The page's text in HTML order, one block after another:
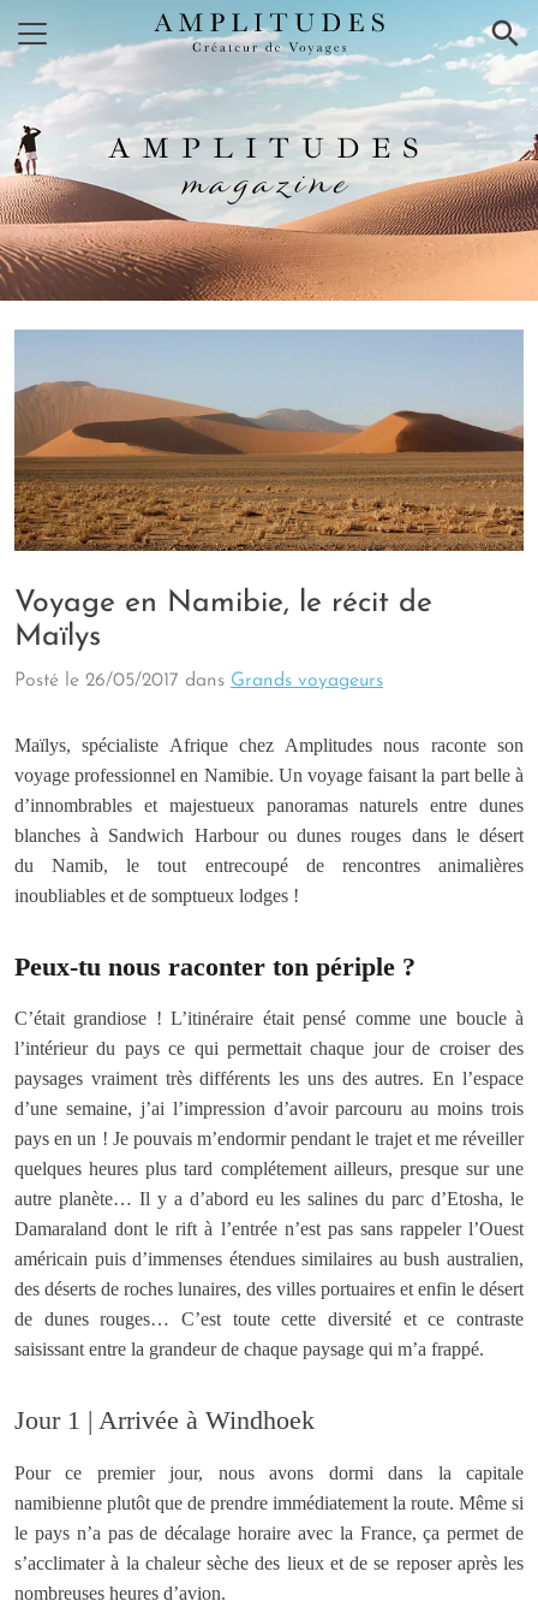
×
AMPLITUDES
magazine
Voyage en Namibie, le récit de
Maïlys
Posté le 26/05/2017 dans Grands voyageurs
Maïlys, spécialiste Afrique chez Amplitudes nous raconte son
voyage professionnel en Namibie. Un voyage faisant la part belle à
d’innombrables et majestueux panoramas naturels entre dunes
blanches à Sandwich Harbour ou dunes rouges dans le désert
du Namib, le tout entrecoupé de rencontres animalières
inoubliables et de somptueux lodges !
Peux-tu nous raconter ton périple ?
C’était grandiose ! L’itinéraire était pensé comme une boucle à
l’intérieur du pays ce qui permettait chaque jour de croiser des
paysages vraiment très différents les uns des autres. En l’espace
d’une semaine, j’ai l’impression d’avoir parcouru au moins trois
pays en un ! Je pouvais m’endormir pendant le trajet et me réveiller
quelques heures plus tard complétement ailleurs, presque sur une
autre planète… Il y a d’abord eu les salines du parc d’Etosha, le
Damaraland dont le rift à l’entrée n’est pas sans rappeler l’Ouest
américain puis d’immenses étendues similaires au bush australien,
des déserts de roches lunaires, des villes portuaires et enfin le désert
de dunes rouges… C’est toute cette diversité et ce contraste
saisissant entre la grandeur de chaque paysage qui m’a frappé.
Jour 1 | Arrivée à Windhoek
Pour ce premier jour, nous avons dormi dans la capitale
namibienne plutôt que de prendre immédiatement la route. Même si
le pays n’a pas de décalage horaire avec la France, ça permet de
s’acclimater à la chaleur sèche des lieux et de se reposer après les
nombreuses heures d’avion.